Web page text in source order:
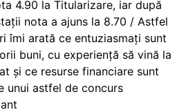
4.90 la Titularizare, iar după
nota a ajuns la 8.70 / Astfel
îmi arată ce entuziasmați sunt
buni, cu experiență să vină la
și ce resurse financiare sunt
unui astfel de concurs